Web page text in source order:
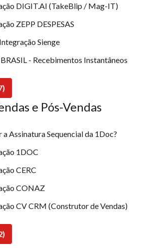
DIGIT.AI (TakeBlip / Mag-IT)
ZEPP DESPESAS
Sienge
- Recebimentos Instantâneos
e Pós-Vendas
Assinatura Sequencial da 1Doc?
1DOC
CERC
CONAZ
CV CRM (Construtor de Vendas)